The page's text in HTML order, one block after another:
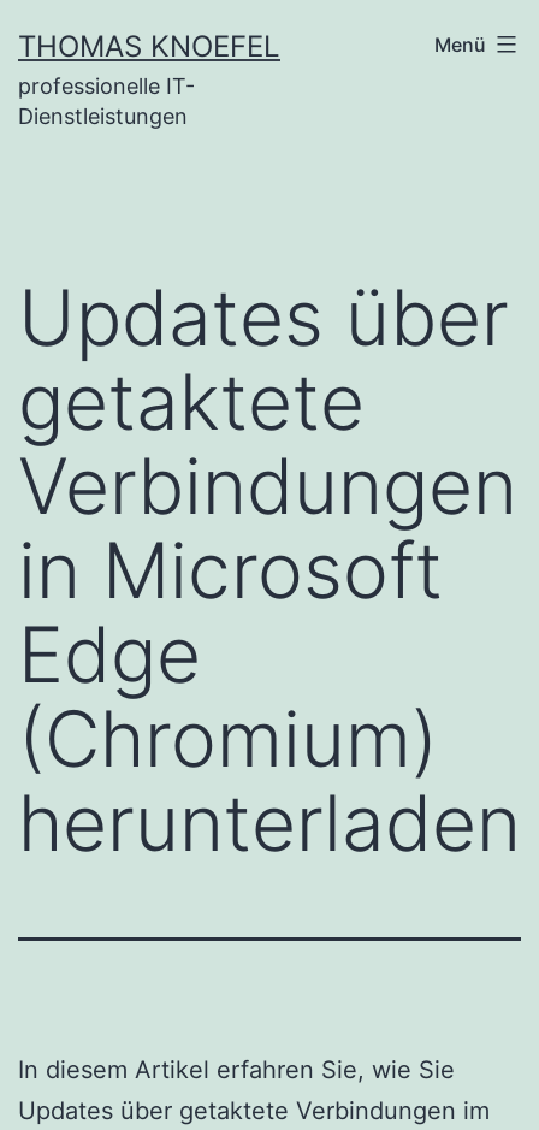
Inhalt
springen
THOMAS KNOEFEL
professionelle IT-
Dienstleistungen
Menü
Updates über
getaktete
Verbindungen
in Microsoft
Edge
(Chromium)
herunterladen
In diesem Artikel erfahren Sie, wie Sie
Updates über getaktete Verbindungen im